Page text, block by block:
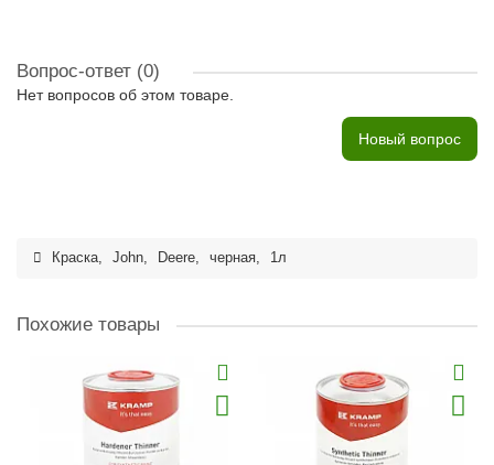
Вопрос-ответ (0)
Нет вопросов об этом товаре.
Новый вопрос
Краска, John, Deere, черная, 1л
Похожие товары